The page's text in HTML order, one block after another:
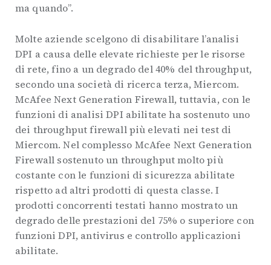
ma quando”.
Molte aziende scelgono di disabilitare l’analisi
DPI a causa delle elevate richieste per le risorse
di rete, fino a un degrado del 40% del throughput,
secondo una società di ricerca terza, Miercom.
McAfee Next Generation Firewall, tuttavia, con le
funzioni di analisi DPI abilitate ha sostenuto uno
dei throughput firewall più elevati nei test di
Miercom. Nel complesso McAfee Next Generation
Firewall sostenuto un throughput molto più
costante con le funzioni di sicurezza abilitate
rispetto ad altri prodotti di questa classe. I
prodotti concorrenti testati hanno mostrato un
degrado delle prestazioni del 75% o superiore con
funzioni DPI, antivirus e controllo applicazioni
abilitate.